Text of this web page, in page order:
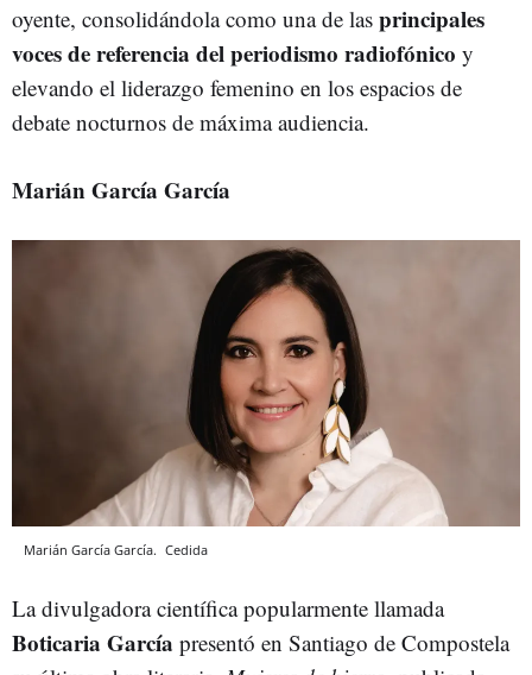
oyente, consolidándola como una de las principales
voces de referencia del periodismo radiofónico y
elevando el liderazgo femenino en los espacios de
debate nocturnos de máxima audiencia.
Marián García García
Marián García García. Cedida
La divulgadora científica popularmente llamada
Boticaria García presentó en Santiago de Compostela